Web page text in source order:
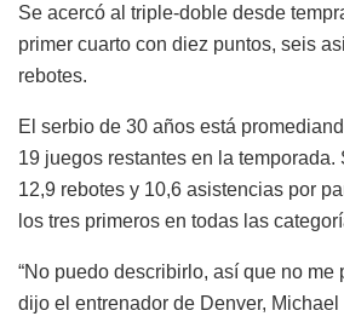
Se acercó al triple-doble desde
primer cuarto con diez puntos, seis
rebotes.
El serbio de 30 años está
19 juegos restantes en la temporada.
12,9 rebotes y 10,6 asistencias por
los tres primeros en todas las
“No puedo describirlo, así que no me
dijo el entrenador de Denver, Michael